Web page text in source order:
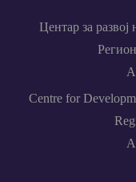
Центар за
Centre for